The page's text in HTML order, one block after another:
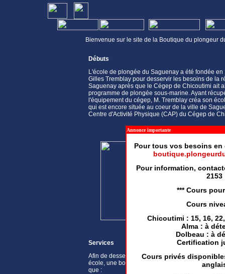
Bienvenue sur le site de la Boutique du plongeur
Débuts
L'école de plongée du Saguenay a été fondée en
Gilles Tremblay pour desservir les besoins de la
Saguenay après que le Cégep de Chicoutimi ait
programme de plongée sous-marine. Ayant
l'équipement du cégep, M. Tremblay créa son
qui est encore située au coeur de la ville de
Centre d'Activité Physique (CAP) du Cégep de
Services
Afin de desservir sa clientèle, M. Tremblay a
école, une boutique offrant une vaste gamme de
que :
Annonce importante
Pour tous vos besoins
Pour information,
2153
*** Cours
Cours
Chicoutimi : 15, 16,
Alma : à
Dolbeau : à
Certification
Cours privés